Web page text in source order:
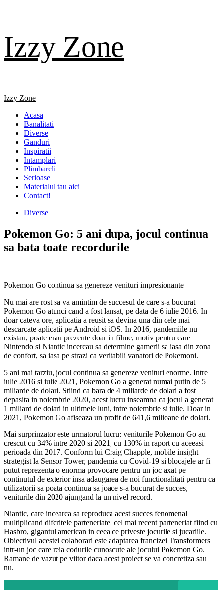
content
Izzy Zone
Primary
Izzy Zone
Acasa
Banalitati
Diverse
Ganduri
Inspiratii
Intamplari
Plimbareli
Serioase
Materialul tau aici
Contact!
Diverse
Pokemon Go: 5 ani dupa, jocul continua
sa bata toate recordurile
Pokemon Go continua sa genereze venituri impresionante
Nu mai are rost sa va amintim de succesul de care s-a bucurat
Pokemon Go atunci cand a fost lansat, pe data de 6 iulie 2016. In
doar cateva ore, aplicatia a reusit sa devina una din cele mai
descarcate aplicatii pe Android si iOS. In 2016, pandemiile nu
existau, poate erau prezente doar in filme, motiv pentru care
Nintendo si Niantic incercau sa determine gamerii sa iasa din zona
de confort, sa iasa pe strazi ca veritabili vanatori de Pokemoni.
5 ani mai tarziu, jocul continua sa genereze venituri enorme. Intre
iulie 2016 si iulie 2021, Pokemon Go a generat numai putin de 5
miliarde de dolari. Stiind ca bara de 4 miliarde de dolari a fost
depasita in noiembrie 2020, acest lucru inseamna ca jocul a generat
1 miliard de dolari in ultimele luni, intre noiembrie si iulie. Doar in
2021, Pokemon Go afiseaza un profit de 641,6 milioane de dolari.
Mai surprinzator este urmatorul lucru: veniturile Pokemon Go au
crescut cu 34% intre 2020 si 2021, cu 130% in raport cu aceeasi
perioada din 2017. Conform lui Craig Chapple, mobile insight
strategist la Sensor Tower, pandemia cu Covid-19 si blocajele ar fi
putut reprezenta o enorma provocare pentru un joc axat pe
continutul de exterior insa adaugarea de noi functionalitati pentru ca
utilizatorii sa poata continua sa joace s-a bucurat de succes,
veniturile din 2020 ajungand la un nivel record.
Niantic, care incearca sa reproduca acest succes fenomenal
multiplicand diferitele parteneriate, cel mai recent parteneriat fiind cu
Hasbro, gigantul american in ceea ce priveste jocurile si jucariile.
Obiectivul acestei colaborari este adaptarea francizei Transformers
intr-un joc care reia codurile cunoscute ale jocului Pokemon Go.
Ramane de vazut pe viitor daca acest proiect se va concretiza sau
nu.